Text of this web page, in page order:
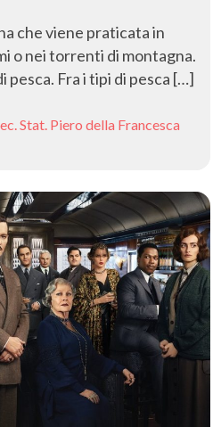
che viene praticata in
o nei torrenti di montagna.
pesca. Fra i tipi di pesca […]
Stat. Piero della Francesca